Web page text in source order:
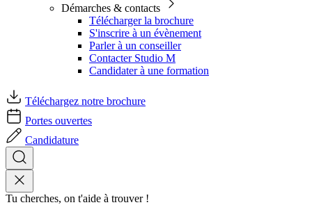
Démarches & contacts
Télécharger la brochure
S'inscrire à un évènement
Parler à un conseiller
Contacter Studio M
Candidater à une formation
Téléchargez notre brochure
Portes ouvertes
Candidature
Tu cherches, on t'aide à trouver !